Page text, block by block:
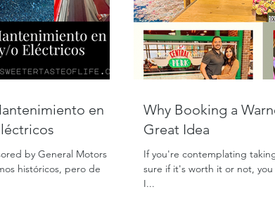
by General Motors
históricos, pero de
Why Booking a
Great Idea
If you're contemplating
sure if it's worth it or not,
I...